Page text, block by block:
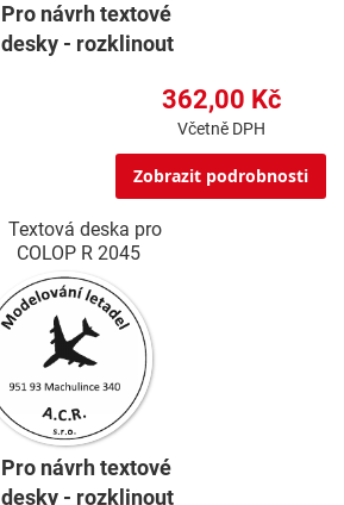
Pro návrh textové
desky - rozklinout
362,00 Kč
Včetně DPH
Zobrazit podrobnosti
Textová deska pro
COLOP R 2045
Pro návrh textové
desky - rozklinout